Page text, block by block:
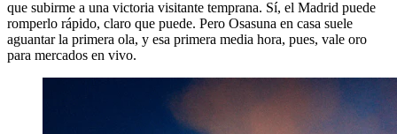
que subirme a una victoria visitante temprana. Sí, el Madrid puede
romperlo rápido, claro que puede. Pero Osasuna en casa suele
aguantar la primera ola, y esa primera media hora, pues, vale oro
para mercados en vivo.